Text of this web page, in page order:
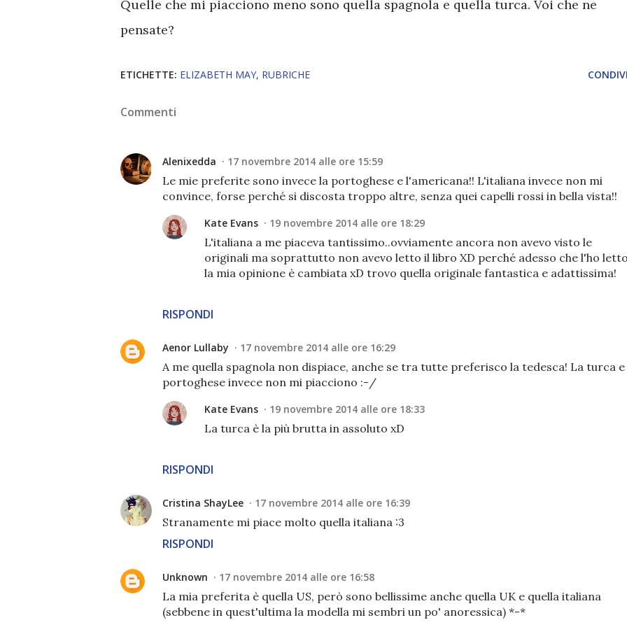
Quelle che mi piacciono meno sono quella spagnola e quella turca. Voi che ne
pensate?
ETICHETTE: ELIZABETH MAY RUBRICHE
Commenti
Alenixedda 17 novembre 2014 alle ore 15:59
Le mie preferite sono invece la portoghese e l'americana!! L'italiana invece non mi
convince, forse perché si discosta troppo altre, senza quei capelli rossi in bella vista!!
RISPONDI
Kate Evans 19 novembre 2014 alle ore 18:29
L'italiana a me piaceva tantissimo..ovviamente ancora non avevo visto le
originali ma soprattutto non avevo letto il libro XD perché adesso che l'ho
la mia opinione è cambiata xD trovo quella originale fantastica e adattissima!
Aenor Lullaby 17 novembre 2014 alle ore 16:29
A me quella spagnola non dispiace, anche se tra tutte preferisco la tedesca! La turca e
portoghese invece non mi piacciono :-/
RISPONDI
Kate Evans 19 novembre 2014 alle ore 18:33
La turca è la più brutta in assoluto xD
Cristina ShayLee 17 novembre 2014 alle ore 16:39
Stranamente mi piace molto quella italiana :3
RISPONDI
Unknown 17 novembre 2014 alle ore 16:58
La mia preferita è quella US, però sono bellissime anche quella UK e quella italiana
(sebbene in quest'ultima la modella mi sembri un po' anoressica) *-*